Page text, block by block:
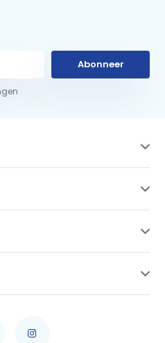
Abonneer